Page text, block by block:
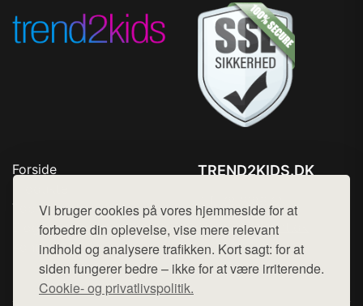
Vi bruger cookies på vores hjemmeside for at
forbedre din oplevelse, vise mere relevant
indhold og analysere trafikken. Kort sagt: for at
siden fungerer bedre – ikke for at være irriterende.
Cookie- og privatlivspolitik.
Forside
Top Rabatter
Blog
Kontakt
TREND2KIDS.DK
Mail: hej@want.dk
Cookie- og privatlivspolitik